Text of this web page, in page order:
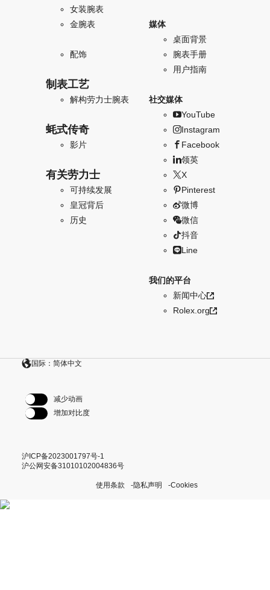
女装腕表
金腕表
配饰
制表工艺
解构劳力士腕表
蚝式传奇
影片
有关劳力士
可持续发展
皇冠背后
历史
媒体
桌面背景
腕表手册
用户指南
社交媒体
YouTube
Instagram
Facebook
领英
X
Pinterest
微博
微信
抖音
Line
我们的平台
新闻中心
Rolex.org
国际：简体中文
减少动画
增加对比度
沪ICP备2023001797号-1
沪公网安备31010102004836号
使用条款 隐私声明 Cookies